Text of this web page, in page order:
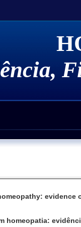
Evidências
Evidências
evidence
homeopatia: